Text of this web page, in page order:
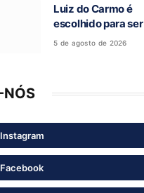
Luiz do Carmo é
escolhido para ser
candidato a vice-
5 de agosto de 2026
NÓS
Instagram
Facebook